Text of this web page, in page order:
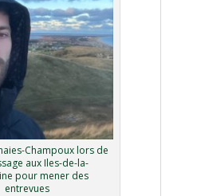
Champoux lors de
aux Iles-de-la-
pour mener des
entrevues